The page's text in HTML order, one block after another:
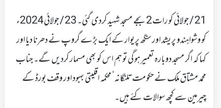
21 / جولائی کو رات 2 بجے مسجد شہید کردی گئی۔ 23 / جولائی 2024ء
کو وشواہندو پریشد اور سنگھ پریوار کے ایک بڑے گروپ نے دھرنا دیا اور
کہا کہ اگر مسجد دوبارہ تعمیر ہوگی تو ہم اس کو بھی مسمار کردیں گے۔ جناب
محمد مشتاق ملک نے حکومت تلنگانہ‘ محکمہ اقلیتی بہبود اور وقف بورڈ کے
چیرمین سے کچھ سوالات کئے ہیں۔